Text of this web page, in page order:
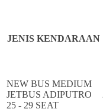
JENIS KENDARAAN
NEW BUS MEDIUM
JETBUS ADIPUTRO
25 - 29 SEAT